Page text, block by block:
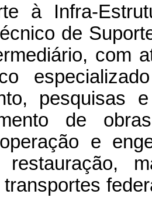
à Infra-
de
com
pesquisas
de
e
restauração,